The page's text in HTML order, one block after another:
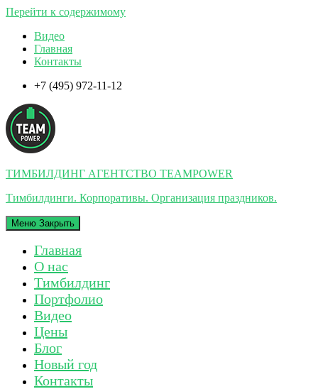
Перейти к содержимому
Видео
Главная
Контакты
+7 (495) 972-11-12
ТИМБИЛДИНГ АГЕНТСТВО TEAMPOWER
Тимбилдинги. Корпоративы. Организация праздников.
Меню Закрыть
Главная
О нас
Тимбилдинг
Портфолио
Видео
Цены
Блог
Новый год
Контакты